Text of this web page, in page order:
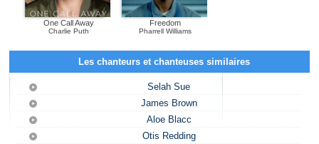
One Call Away
Charlie Puth
Freedom
Pharrell Williams
Les chanteurs et chanteuses similaires
Selah Sue
James Brown
Aloe Blacc
Otis Redding